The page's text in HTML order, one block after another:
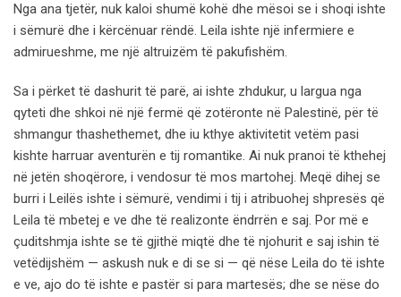
Nga ana tjetër, nuk kaloi shumë kohë dhe mësoi se i shoqi ishte
i sëmurë dhe i kërcënuar rëndë. Leila ishte një infermiere e
admirueshme, me një altruizëm të pakufishëm.
Sa i përket të dashurit të parë, ai ishte zhdukur, u largua nga
qyteti dhe shkoi në një fermë që zotëronte në Palestinë, për të
shmangur thashethemet, dhe iu kthye aktivitetit vetëm pasi
kishte harruar aventurën e tij romantike. Ai nuk pranoi të kthehej
në jetën shoqërore, i vendosur të mos martohej. Meqë dihej se
burri i Leilës ishte i sëmurë, vendimi i tij i atribuohej shpresës që
Leila të mbetej e ve dhe të realizonte ëndrrën e saj. Por më e
çuditshmja ishte se të gjithë miqtë dhe të njohurit e saj ishin të
vetëdijshëm — askush nuk e di se si — që nëse Leila do të ishte
e ve, ajo do të ishte e pastër si para martesës; dhe se nëse do